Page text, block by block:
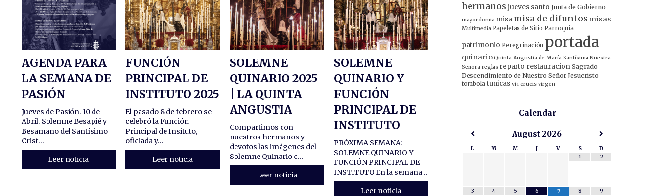
AGENDA PARA
LA SEMANA DE
PASIÓN
Jueves de Pasión. 10 de
Abril. Solemne Besapié y
Besamano del Santísimo
Crist...
Leer noticia
FUNCIÓN
PRINCIPAL DE
INSTITUTO 2025
El pasado 8 de febrero se
celebró la Función
Principal de Insituto,
oficiada y...
Leer noticia
SOLEMNE
QUINARIO 2025
| LA QUINTA
ANGUSTIA
Compartimos con
nuestros hermanos y
devotos las imágenes del
Solemne Quinario c...
Leer noticia
SOLEMNE
QUINARIO Y
FUNCIÓN
PRINCIPAL DE
INSTITUTO
PRÓXIMA SEMANA:
SOLEMNE QUINARIO Y
FUNCIÓN PRINCIPAL DE
INSTITUTO En la semana...
Leer noticia
hermanos jueves santo Junta de Gobierno
mayordomia misamisa de difuntos misas
Multimedia Papeletas de Sitio Parroquia
patrimonio Peregrinación portada
quinario Quinta Angustia de María Santísima Nuestra
Señora reglas reparto restauracion Sagrado
Descendimiento de Nuestro Señor Jesucristo
tombola tunicas via crucis virgen
Calendar
August 2026
L M M J V S
D
1
2
3 4 5
6
7 8 9